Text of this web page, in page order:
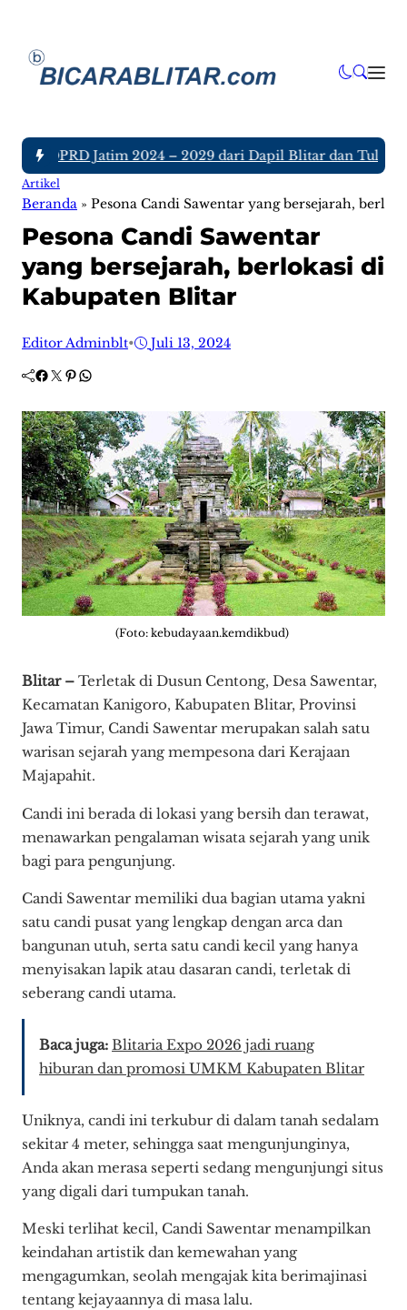
DPRD Jatim 2024 – 2029 dari Dapil Blitar dan
Artikel
Beranda » Pesona Candi Sawentar yang bersejarah,
Pesona Candi Sawentar
yang bersejarah, berlokasi di
Kabupaten Blitar
Editor Adminblt• Juli 13, 2024
Facebook Twitter Pinterest WhatsApp
(Foto: kebudayaan.kemdikbud)
Blitar – Terletak di Dusun Centong, Desa Sawentar,
Kecamatan Kanigoro, Kabupaten Blitar, Provinsi
Jawa Timur, Candi Sawentar merupakan salah satu
warisan sejarah yang mempesona dari Kerajaan
Majapahit.
Candi ini berada di lokasi yang bersih dan terawat,
menawarkan pengalaman wisata sejarah yang unik
bagi para pengunjung.
Candi Sawentar memiliki dua bagian utama yakni
satu candi pusat yang lengkap dengan arca dan
bangunan utuh, serta satu candi kecil yang hanya
menyisakan lapik atau dasaran candi, terletak di
seberang candi utama.
Baca juga: Blitaria Expo 2026 jadi ruang
hiburan dan promosi UMKM Kabupaten Blitar
Uniknya, candi ini terkubur di dalam tanah sedalam
sekitar 4 meter, sehingga saat mengunjunginya,
Anda akan merasa seperti sedang mengunjungi situs
yang digali dari tumpukan tanah.
Meski terlihat kecil, Candi Sawentar menampilkan
keindahan artistik dan kemewahan yang
mengagumkan, seolah mengajak kita berimajinasi
tentang kejayaannya di masa lalu.